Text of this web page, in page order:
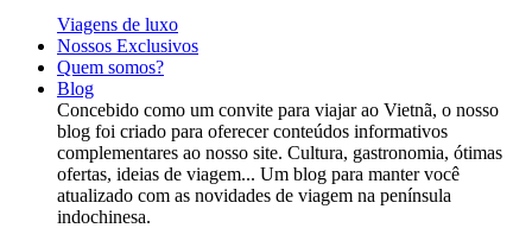
Viagens de luxo
Nossos Exclusivos
Quem somos?
Blog
Concebido como um convite para viajar ao Vietnã, o nosso
blog foi criado para oferecer conteúdos informativos
complementares ao nosso site. Cultura, gastronomia, ótimas
ofertas, ideias de viagem... Um blog para manter você
atualizado com as novidades de viagem na península
indochinesa.